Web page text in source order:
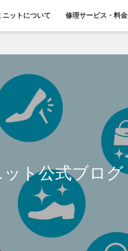
ニットについて 修理サービス・料金
ト公式ブログ